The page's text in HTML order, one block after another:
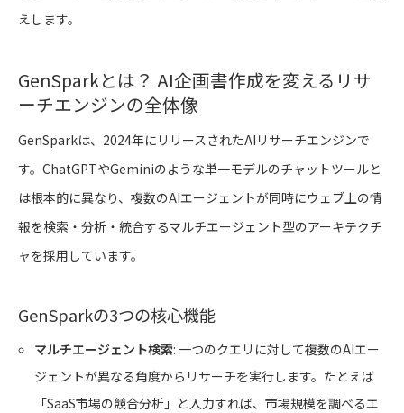
えします。
GenSparkとは？ AI企画書作成を変えるリサ
ーチエンジンの全体像
GenSparkは、2024年にリリースされたAIリサーチエンジンで
す。ChatGPTやGeminiのような単一モデルのチャットツールと
は根本的に異なり、複数のAIエージェントが同時にウェブ上の情
報を検索・分析・統合するマルチエージェント型のアーキテクチ
ャを採用しています。
GenSparkの3つの核心機能
マルチエージェント検索: 一つのクエリに対して複数のAIエー
ジェントが異なる角度からリサーチを実行します。たとえば
「SaaS市場の競合分析」と入力すれば、市場規模を調べるエ